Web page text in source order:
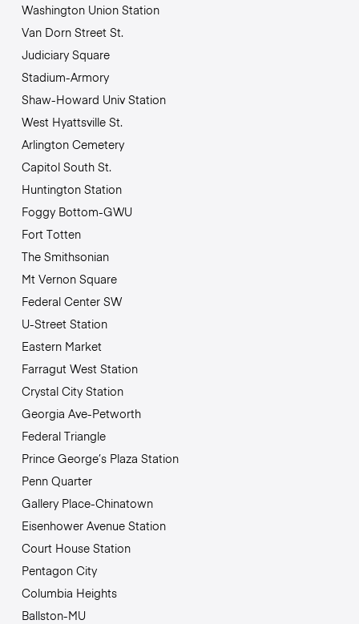
Washington Union Station
Van Dorn Street St.
Judiciary Square
Stadium-Armory
Shaw-Howard Univ Station
West Hyattsville St.
Arlington Cemetery
Capitol South St.
Huntington Station
Foggy Bottom-GWU
Fort Totten
The Smithsonian
Mt Vernon Square
Federal Center SW
U-Street Station
Eastern Market
Farragut West Station
Crystal City Station
Georgia Ave-Petworth
Federal Triangle
Prince George’s Plaza Station
Penn Quarter
Gallery Place-Chinatown
Eisenhower Avenue Station
Court House Station
Pentagon City
Columbia Heights
Ballston-MU